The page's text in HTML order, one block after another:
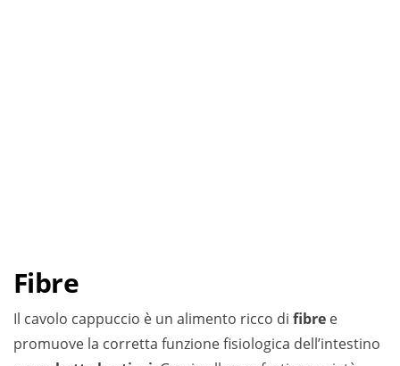
Fibre
Il cavolo cappuccio è un alimento ricco di fibre e
promuove la corretta funzione fisiologica dell’intestino